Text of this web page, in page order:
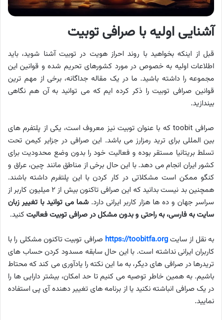
آشنایی اولیه با صرافی توبیت
قبل از اینکه بخواهید با روند احراز هویت در توبیت آشنا شوید، باید
اطلاعات اولیه به خصوص در مورد کشورهای تحریم شده و قوانین این
مجموعه را داشته باشید. ما در یک مقاله جداگانه، برخی از مهم ترین
قوانین صرافی توبیت را ذکر کرده ایم که می توانید به آن هم نگاهی
بیندازید.
صرافی toobit که با عنوان توبیت نیز معروف است، یکی از پلتفرم های
بین المللی برای ترید رمزارز می باشد. این صرافی در جزایر کیمن تحت
تسلط بریتانیا مستقر بوده و فعالیت خود را بدون وضع محدودیت برای
کشور ایران انجام می دهد. با این حال برخی از مناطق مانند چین، عراق و
کنگو ممکن است مشکلاتی در کار کردن با این پلتفرم داشته باشند.
همچنین بد نیست بدانید که این صرافی تاکنون بیش از ۲ میلیون کاربر از
سراسر جهان و ده ها هزار کاربر ایرانی دارد. شما می توانید با تغییر زبان
سایت به فارسی، به راحتی و بدون مشکل در صرافی توبیت فعالیتکنید.
به نقل از سایتhttps://toobitfa.org صرافی توبیت تاکنون مشکلی را با
کاربران ایرانی نداشته است. با این حال سابقه مسدود کردن حساب های
تریدرها در صرافی های دیگر، به ما این نکته را یادآوری می کند که محتاط
باشیم. به همین خاطر توصیه می کنیم تا حد امکان، بیشتر دارایی ها را
در یک صرافی انباشته نکنید یا از برنامه های تغییر دهنده آی پی استفاده
نمایید.